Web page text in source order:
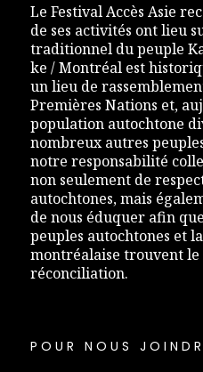
Le Festival Accès Asie
de ses activités ont lieu
traditionnel du peuple
ke / Montréal est
un lieu de
Premières Nations et,
population autochtone
nombreux autres
notre responsabilité
non seulement de
autochtones, mais
de nous éduquer afin
peuples autochtones et
montréalaise trouvent le
réconciliation.
POUR NOUS